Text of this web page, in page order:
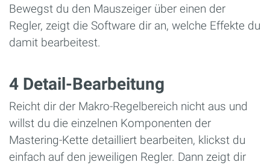
Bewegst du den Mauszeiger über einen der
Regler, zeigt die Software dir an, welche Effekte du
damit bearbeitest.
4 Detail-Bearbeitung
Reicht dir der Makro-Regelbereich nicht aus und
willst du die einzelnen Komponenten der
Mastering-Kette detailliert bearbeiten, klickst du
einfach auf den jeweiligen Regler. Dann zeigt dir